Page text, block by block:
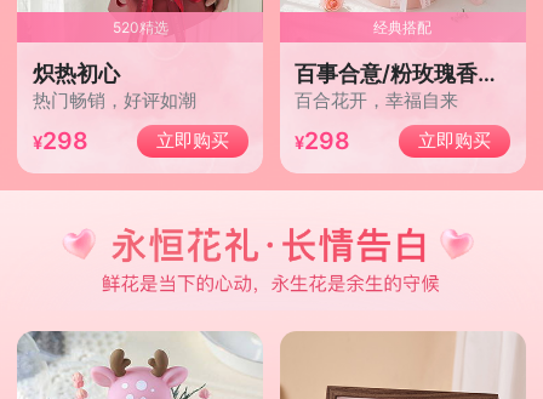
520精选
炽热初心
热门畅销，好评如潮
298 立即购买
经典搭配
百事合意/粉玫瑰香水百合plus
百合花开，幸福自来
298 立即购买